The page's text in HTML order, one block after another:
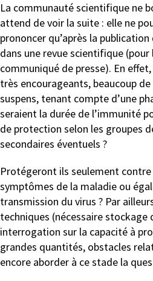
La communauté scientifique ne
attend de voir la suite : elle ne
prononcer qu’après la
dans une revue scientifique (pour
communiqué de presse). En
très encourageants, beaucoup
suspens, tenant compte d’une
seraient la durée de l’immunité
de protection selon les groupes
secondaires éventuels ?
Protégeront ils seulement contre
symptômes de la maladie ou
transmission du virus ? Par
techniques (nécessaire stockage
interrogation sur la capacité à
grandes quantités, obstacles
encore aborder à ce stade la